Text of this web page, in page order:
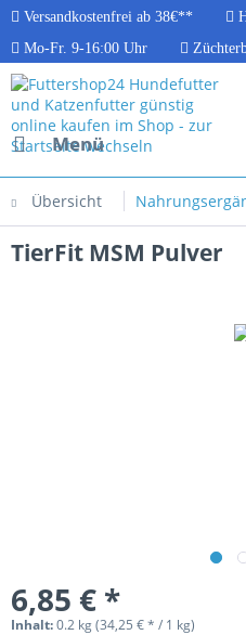
Versandkostenfrei ab 38€**
Mo-Fr. 9-16:00 Uhr
Menü
Übersicht
TierFit MSM Pulver
6,85 € *
Inhalt:0.2 kg (34,25 € * / 1 kg)